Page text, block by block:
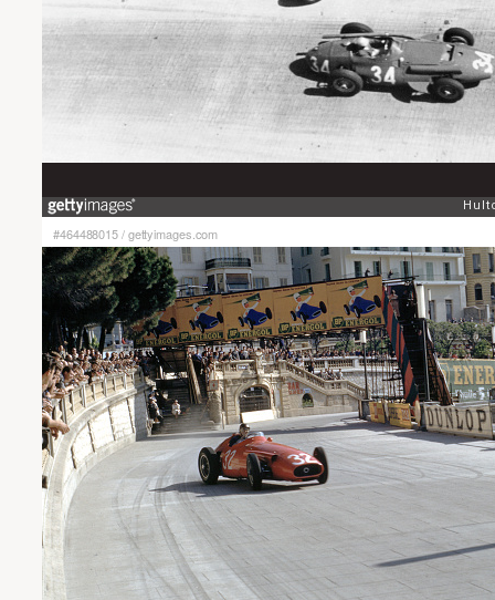
#464488015/gettyimages.com